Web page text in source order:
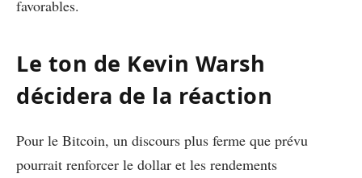
favorables.
Le ton de Kevin Warsh
décidera de la réaction
Pour le Bitcoin, un discours plus ferme que prévu
pourrait renforcer le dollar et les rendements